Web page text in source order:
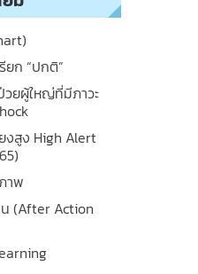
ยก “ปกติ”
ยผู้ใหญ่ที่มีภาวะ
งสูง High Alert
าพ
(After Action